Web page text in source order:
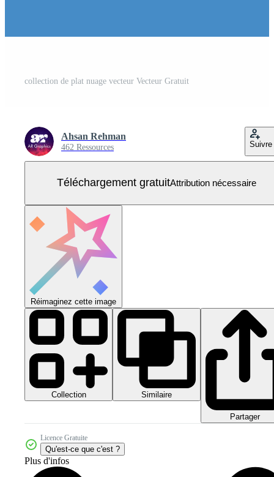
collection de plat nuage vecteur Vecteur Gratuit
Ahsan Rehman
462 Ressources Suivre
Téléchargement gratuitAttribution nécessaire
Réimaginez cette image
Collection Similaire
Partager
Licence Gratuite
Qu'est-ce que c'est ?
Plus d'infos